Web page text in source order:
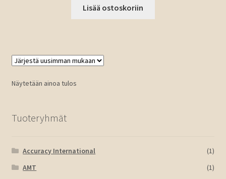
oli:
85,00 €.
on:
64,00 €.
Lisää ostoskoriin
Näytetään ainoa tulos
Tuoteryhmät
Accuracy International
(1)
AMT
(1)